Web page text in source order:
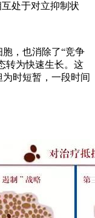
处于对立抑制状
，也消除了“竞争
转为快速生长。这
时短暂，一段时间